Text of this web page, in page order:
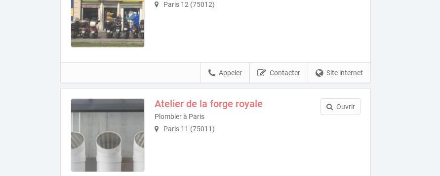
Paris 12 (75012)
Site internet
Contacter
Appeler
Atelier de la forge royale
Plombier à Paris
Paris 11 (75011)
Ouvrir